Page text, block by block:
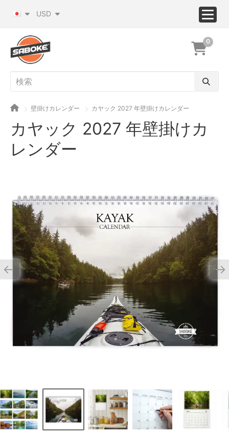
USD
0
壁掛けカレンダー カヤック 2027 年壁掛けカレンダー
カヤック 2027 年壁掛けカ
レンダー